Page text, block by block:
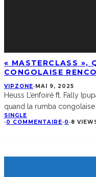
« MASTERCLASS »,
CONGOLAISE
VIPZONE· MAI 9, 2025
Heuss L’enfoiré ft. Fally
quand la rumba
SINGLE
·0 COMMENTAIRE·0 ·8